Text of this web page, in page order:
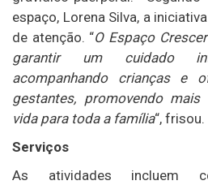
espaço, Lorena Silva, a
de atenção. “O Espaço
garantir um cuidado
acompanhando crianças e
gestantes, promovendo
vida para toda a família“, frisou.
Serviços
As atividades incluem